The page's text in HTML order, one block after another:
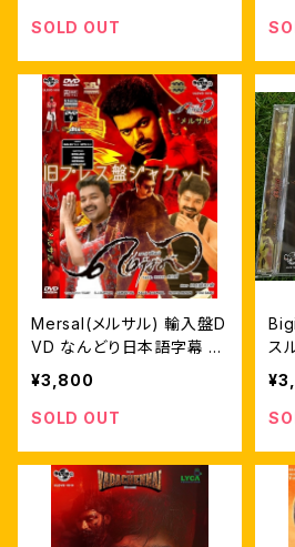
SOLD OUT
Mersal(メルサル) 輸入盤D
VD なんどり日本語字幕 自
家製ライナーノーツ付
¥3,800
SOLD OUT
ス